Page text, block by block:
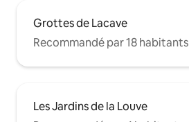
Grottes de Lacave
Recommandé par 18 habitants
Les Jardins de la Louve